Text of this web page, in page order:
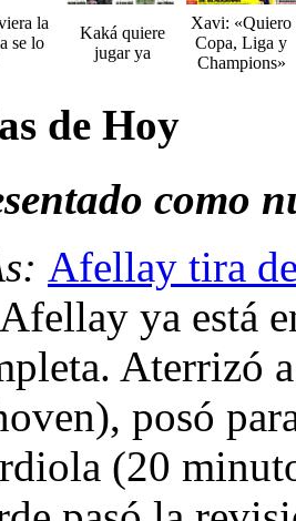
la
se lo
Kaká quiere
jugar ya
Xavi: «Quiero
Copa, Liga y
Champions»
de Hoy
como
Afellay tira
ya está
Aterrizó
posó
(20